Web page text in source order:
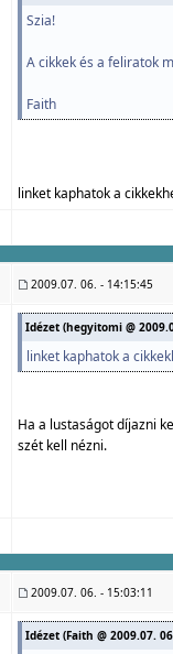
Szia!
A cikkek és a feliratok
Faith
linket kaphatok a
2009.07. 06. - 14:15:45
Idézet (hegyitomi @
linket kaphatok a
Ha a lustaságot díjazni
szét kell nézni.
2009.07. 06. - 15:03:11
Idézet (Faith @ 2009.07.